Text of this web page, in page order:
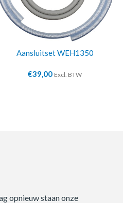
Aansluitset WEH1350
€39,00 Excl. BTW
opnieuw staan onze